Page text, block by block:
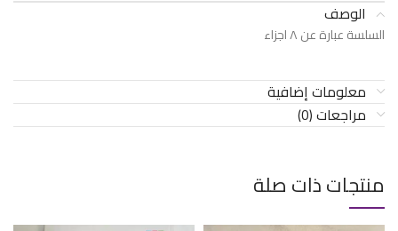
الوصف
السلسة عبارة عن ٨ اجزاء
معلومات إضافية
مراجعات (0)
منتجات ذات صلة